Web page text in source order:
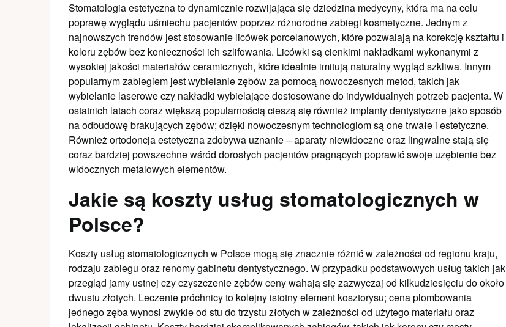
Stomatologia estetyczna to dynamicznie rozwijająca się dziedzina medycyny, która ma na celu
poprawę wyglądu uśmiechu pacjentów poprzez różnorodne zabiegi kosmetyczne. Jednym z
najnowszych trendów jest stosowanie licówek porcelanowych, które pozwalają na korekcję kształtu i
koloru zębów bez konieczności ich szlifowania. Licówki są cienkimi nakładkami wykonanymi z
wysokiej jakości materiałów ceramicznych, które idealnie imitują naturalny wygląd szkliwa. Innym
popularnym zabiegiem jest wybielanie zębów za pomocą nowoczesnych metod, takich jak
wybielanie laserowe czy nakładki wybielające dostosowane do indywidualnych potrzeb pacjenta. W
ostatnich latach coraz większą popularnością cieszą się również implanty dentystyczne jako sposób
na odbudowę brakujących zębów; dzięki nowoczesnym technologiom są one trwałe i estetyczne.
Również ortodoncja estetyczna zdobywa uznanie – aparaty niewidoczne oraz lingwalne stają się
coraz bardziej powszechne wśród dorosłych pacjentów pragnących poprawić swoje uzębienie bez
widocznych metalowych elementów.
Jakie są koszty usług stomatologicznych w
Polsce?
Koszty usług stomatologicznych w Polsce mogą się znacznie różnić w zależności od regionu kraju,
rodzaju zabiegu oraz renomy gabinetu dentystycznego. W przypadku podstawowych usług takich jak
przegląd jamy ustnej czy czyszczenie zębów ceny wahają się zazwyczaj od kilkudziesięciu do około
dwustu złotych. Leczenie próchnicy to kolejny istotny element kosztorysu; cena plombowania
jednego zęba wynosi zwykle od stu do trzystu złotych w zależności od użytego materiału oraz